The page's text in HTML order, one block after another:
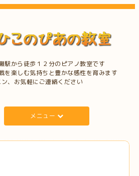
駅から徒歩１２分のピアノ教室です
を楽しむ気持ちと豊かな感性を育みます
、お気軽にご連絡ください
メニュー